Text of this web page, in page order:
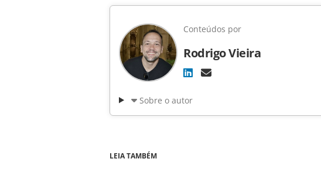
Conteúdos por
Rodrigo Vieira
Sobre o autor
LEIA TAMBÉM